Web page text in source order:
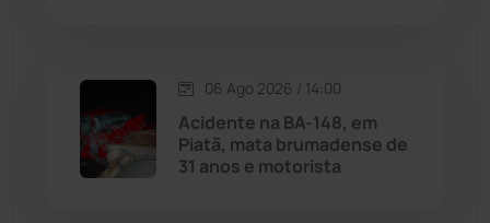
Mortugaba
Mundo
06 Ago 2026 / 14:00
Acidente na BA-148, em
Piatã, mata brumadense de
31 anos e motorista